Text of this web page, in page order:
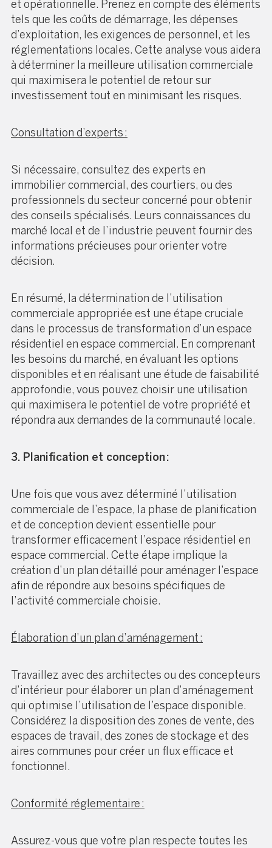
et opérationnelle. Prenez en compte des éléments
tels que les coûts de démarrage, les dépenses
d’exploitation, les exigences de personnel, et les
réglementations locales. Cette analyse vous aidera
à déterminer la meilleure utilisation commerciale
qui maximisera le potentiel de retour sur
investissement tout en minimisant les risques.
Consultation d’experts :
Si nécessaire, consultez des experts en
immobilier commercial, des courtiers, ou des
professionnels du secteur concerné pour obtenir
des conseils spécialisés. Leurs connaissances du
marché local et de l’industrie peuvent fournir des
informations précieuses pour orienter votre
décision.
En résumé, la détermination de l’utilisation
commerciale appropriée est une étape cruciale
dans le processus de transformation d’un espace
résidentiel en espace commercial. En comprenant
les besoins du marché, en évaluant les options
disponibles et en réalisant une étude de faisabilité
approfondie, vous pouvez choisir une utilisation
qui maximisera le potentiel de votre propriété et
répondra aux demandes de la communauté locale.
3. Planification et conception :
Une fois que vous avez déterminé l’utilisation
commerciale de l’espace, la phase de planification
et de conception devient essentielle pour
transformer efficacement l’espace résidentiel en
espace commercial. Cette étape implique la
création d’un plan détaillé pour aménager l’espace
afin de répondre aux besoins spécifiques de
l’activité commerciale choisie.
Élaboration d’un plan d’aménagement :
Travaillez avec des architectes ou des concepteurs
d’intérieur pour élaborer un plan d’aménagement
qui optimise l’utilisation de l’espace disponible.
Considérez la disposition des zones de vente, des
espaces de travail, des zones de stockage et des
aires communes pour créer un flux efficace et
fonctionnel.
Conformité réglementaire :
Assurez-vous que votre plan respecte toutes les